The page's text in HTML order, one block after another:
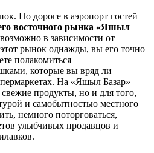
По дороге в аэропорт гостей
восточного рынка «Яшыл
в зависимости от
рынок однажды, вы его точно
полакомиться
которые вы вряд ли
На «Яшыл Базар»
продукты, но и для того,
и самобытностью местного
немного поторговаться,
улыбчивых продавцов и